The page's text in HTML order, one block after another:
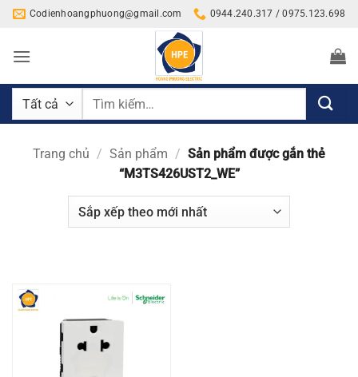
Bỏ
nội
Codienhoangphuong@gmail.com 0944.240.317 / 0975.123.698
Tìm
Trang chủ / Sản phẩm / Sản phẩm được gắn thẻ
“M3TS426UST2_WE”